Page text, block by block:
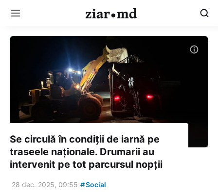
Se circulă în condiții de iarnă pe
traseele naționale. Drumarii au
intervenit pe tot parcursul nopții
28 dec. 2025, 09:55 #Social